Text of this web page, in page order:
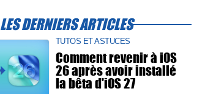
LES DERNIERS ARTICLES
TUTOS ET ASTUCES
Comment revenir à iOS
26 après avoir installé
la bêta d'iOS 27